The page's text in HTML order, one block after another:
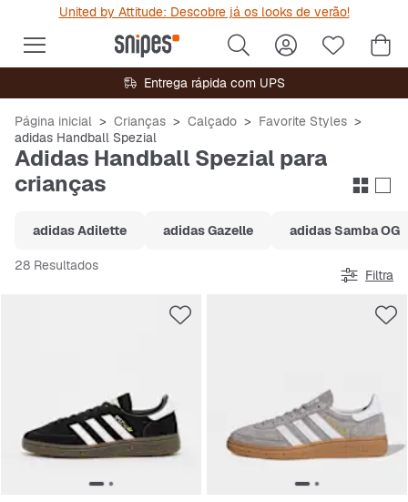
United by Attitude: Descobre já os looks de verão!
Entrega rápida com UPS
Página inicial Crianças Calçado
Favorite Styles
adidas Handball Spezial
Adidas Handball Spezial para
crianças
adidas Adilette adidas Gazelle adidas Samba OG
28 Resultados
Filtra